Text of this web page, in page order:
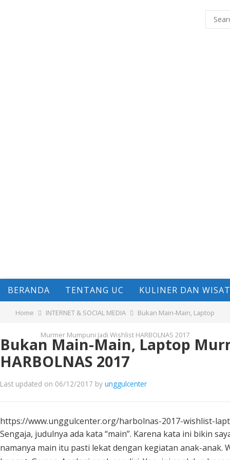
BERANDA TENTANG UC KULINER DAN
Home INTERNET & SOCIAL MEDIA Bukan Main-Main, Laptop
Murmer Mumpuni Jadi Wishlist HARBOLNAS 2017
Bukan Main-Main, Laptop
HARBOLNAS 2017
Last updated on 06/12/2017 by unggulcenter
https://www.unggulcenter.org/harbolnas-2017-wishlist-
Sengaja, judulnya ada kata “main”. Karena kata ini bikin
namanya main itu pasti lekat dengan kegiatan anak-anak.